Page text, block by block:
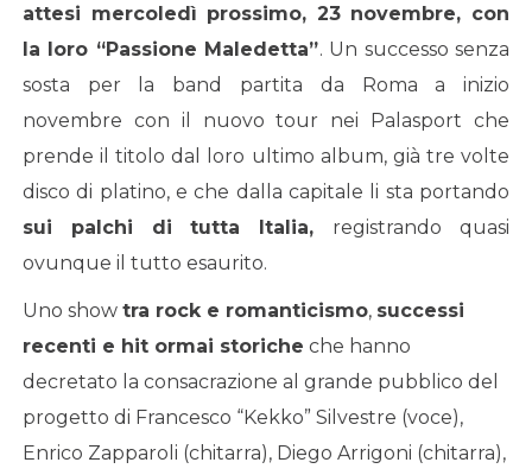
attesi mercoledì prossimo, 23 novembre, con
la loro “Passione Maledetta”. Un successo senza
sosta per la band partita da Roma a inizio
novembre con il nuovo tour nei Palasport che
prende il titolo dal loro ultimo album, già tre volte
disco di platino, e che dalla capitale li sta portando
sui palchi di tutta Italia, registrando quasi
ovunque il tutto esaurito.
Uno show tra rock e romanticismo, successi
recenti e hit ormai storiche che hanno
decretato la consacrazione al grande pubblico del
progetto di Francesco “Kekko” Silvestre (voce),
Enrico Zapparoli (chitarra), Diego Arrigoni (chitarra),